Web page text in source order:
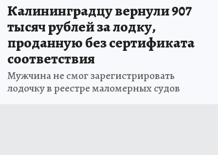
Калининградцу вернули 907
тысяч рублей за лодку,
проданную без сертификата
соответствия
Мужчина не смог зарегистрировать
лодочку в реестре маломерных судов